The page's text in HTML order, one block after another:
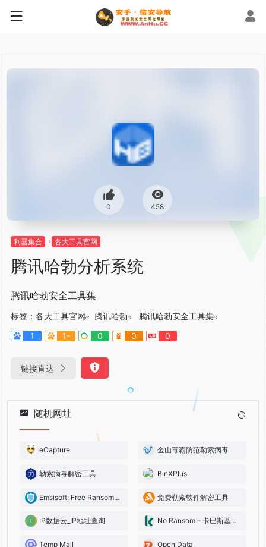
0 458
利器集合 各大工具官网
腾讯哈勃分析系统
腾讯哈勃安全工具集
标签： 各大工具官网 腾讯哈勃
腾讯哈勃安全工具集
1
1- 0 0 0
链接直达
随机网址
eCapture 金山毒霸防范勒索病毒
勒索病毒解密工具 BinXPlus
Emsisoft: Free Ransomware Decryption Tools 免费勒索软件解密工具
IP数据云_IP地址查询 No Ransom – 卡巴斯基勒索解密器
Temp Mail Open Data